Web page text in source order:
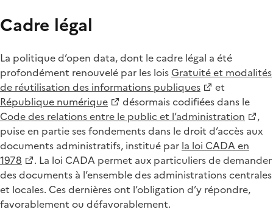
Cadre légal
La politique d’open data, dont le cadre légal a été
profondément renouvelé par les loisGratuité et modalités
de réutilisation des informations publiques
et
République numérique
désormais codifiées dans le
Code des relations entre le public et l’administration
,
puise en partie ses fondements dans le droit d’accès aux
documents administratifs, institué par la loi CADA en
1978
. La loi CADA permet aux particuliers de demander
des documents à l’ensemble des administrations centrales
et locales. Ces dernières ont l’obligation d’y répondre,
favorablement ou défavorablement.